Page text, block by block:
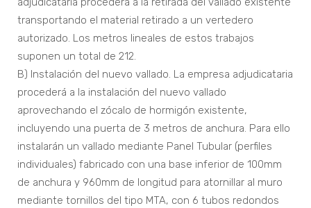
transportando el material retirado a un vertedero
autorizado. Los metros lineales de estos trabajos
suponen un total de 212.
B) Instalación del nuevo vallado. La empresa adjudicataria
procederá a la instalación del nuevo vallado
aprovechando el zócalo de hormigón existente,
incluyendo una puerta de 3 metros de anchura. Para ello
instalarán un vallado mediante Panel Tubular (perfiles
individuales) fabricado con una base inferior de 100mm
de anchura y 960mm de longitud para atornillar al muro
mediante tornillos del tipo MTA, con 6 tubos redondos